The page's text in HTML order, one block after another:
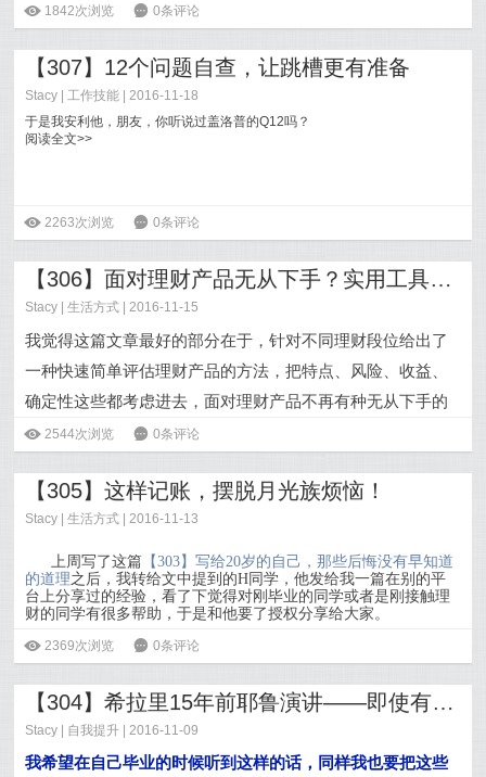
ė 1842次浏览 6 0条评论
【307】12个问题自查，让跳槽更有准备
Stacy |工作技能 | 2016-11-18
于是我安利他，朋友，你听说过盖洛普的Q12吗？
阅读全文>>
ė 2263次浏览 6 0条评论
【306】面对理财产品无从下手？实用工具3分钟搞定评估
Stacy |生活方式 | 2016-11-15
我觉得这篇文章最好的部分在于，针对不同理财段位给出了
一种快速简单评估理财产品的方法，把特点、风险、收益、
确定性这些都考虑进去，面对理财产品不再有种无从下手的
感觉。反正我这个小白是把这几张表格都保存下来打印了。
阅读全文>>
ė 2544次浏览 6 0条评论
【305】这样记账，摆脱月光族烦恼！
Stacy |生活方式 | 2016-11-13
上周写了这篇 【303】写给20岁的自己，那些后悔没有早知道
的道理之后，我转给文中提到的H同学，他发给我一篇在别的平
台上分享过的经验，看了下觉得对刚毕业的同学或者是刚接触理
财的同学有很多帮助，于是和他要了授权分享给大家。
阅读全文>>
ė 2369次浏览 6 0条评论
【304】希拉里15年前耶鲁演讲——即使有人在你背后大声喊叫，也要勇往直前
Stacy 自我提升 | 2016-11-09
我希望在自己毕业的时候听到这样的话，同样我也要把这些